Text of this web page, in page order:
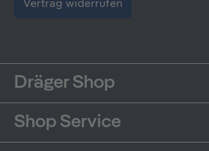
Vertrag widerrufen
Dräger Shop
Shop Service